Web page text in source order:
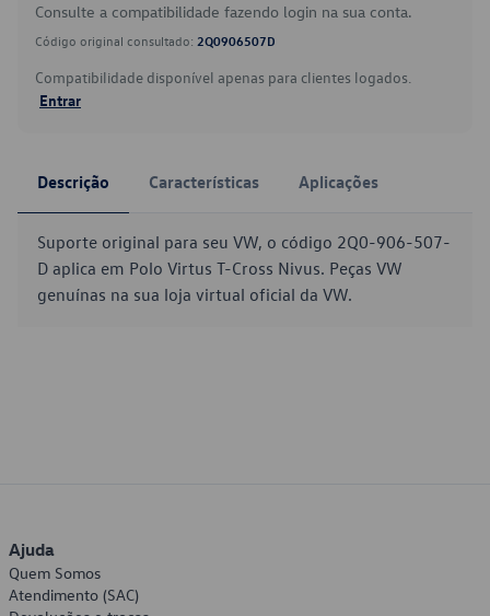
Consulte a compatibilidade fazendo login na sua conta.
Código original consultado: 2Q0906507D
Compatibilidade disponível apenas para clientes logados.
Entrar
Descrição Características Aplicações
Suporte original para seu VW, o código 2Q0-906-507-
D aplica em Polo Virtus T-Cross Nivus. Peças VW
genuínas na sua loja virtual oficial da VW.
Ajuda
Quem Somos
Atendimento (SAC)